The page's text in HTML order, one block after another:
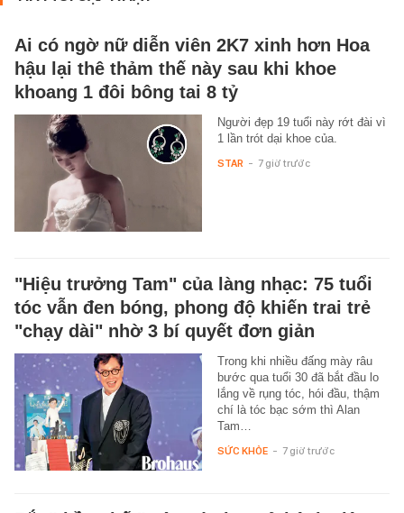
Ai có ngờ nữ diễn viên 2K7 xinh hơn Hoa
hậu lại thê thảm thế này sau khi khoe
khoang 1 đôi bông tai 8 tỷ
Người đẹp 19 tuổi này rớt đài vì
1 lần trót dại khoe của.
STAR - 7 giờ trước
"Hiệu trưởng Tam" của làng nhạc: 75 tuổi
tóc vẫn đen bóng, phong độ khiến trai trẻ
"chạy dài" nhờ 3 bí quyết đơn giản
Trong khi nhiều đấng mày râu
bước qua tuổi 30 đã bắt đầu lo
lắng về rụng tóc, hói đầu, thậm
chí là tóc bạc sớm thì Alan
Tam…
SỨC KHỎE - 7 giờ trước